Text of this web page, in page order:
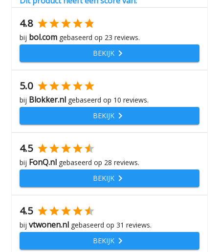
4.8
bij bol.com gebaseerd op 23 reviews.
BEKIJK
5.0
bij Blokker.nl gebaseerd op 10 reviews.
BEKIJK
4.5
bij FonQ.nl gebaseerd op 28 reviews.
BEKIJK
4.5
bij vtwonen.nl gebaseerd op 31 reviews.
BEKIJK